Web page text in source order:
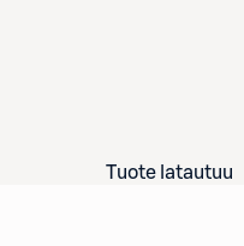
Tuote latautuu